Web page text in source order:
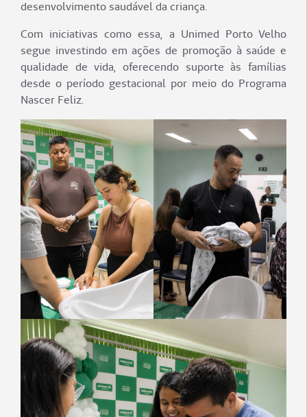
desenvolvimento saudável da criança.
Com iniciativas como essa, a Unimed Porto Velho
segue investindo em ações de promoção à saúde e
qualidade de vida, oferecendo suporte às famílias
desde o período gestacional por meio do Programa
Nascer Feliz.